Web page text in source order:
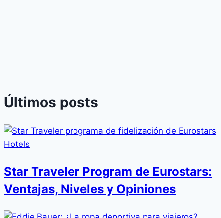
Últimos posts
Star Traveler Program de Eurostars:
Ventajas, Niveles y Opiniones